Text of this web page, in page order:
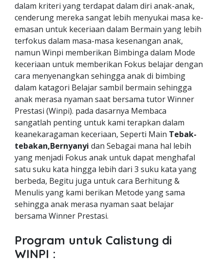
dalam kriteri yang terdapat dalam diri anak-anak,
cenderung mereka sangat lebih menyukai masa ke-
emasan untuk keceriaan dalam Bermain yang lebih
terfokus dalam masa-masa kesenangan anak,
namun Winpi memberikan Bimbinga dalam Mode
keceriaan untuk memberikan Fokus belajar dengan
cara menyenangkan sehingga anak di bimbing
dalam katagori Belajar sambil bermain sehingga
anak merasa nyaman saat bersama tutor Winner
Prestasi (Winpi). pada dasarnya Membaca
sangatlah penting untuk kami terapkan dalam
keanekaragaman keceriaan, Seperti Main Tebak-
tebakan,Bernyanyi dan Sebagai mana hal lebih
yang menjadi Fokus anak untuk dapat menghafal
satu suku kata hingga lebih dari 3 suku kata yang
berbeda, Begitu juga untuk cara Berhitung &
Menulis yang kami berikan Metode yang sama
sehingga anak merasa nyaman saat belajar
bersama Winner Prestasi.
Program untuk Calistung di
WINPI :